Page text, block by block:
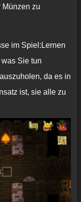
Münzen zu
im Spiel:Lernen
Sie tun
da es in
ist, sie alle zu